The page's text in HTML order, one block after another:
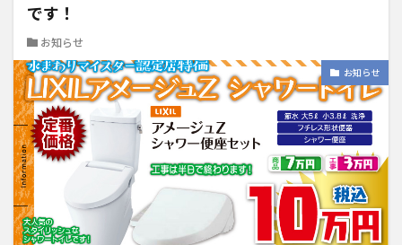
です！
お知らせ
お知らせ